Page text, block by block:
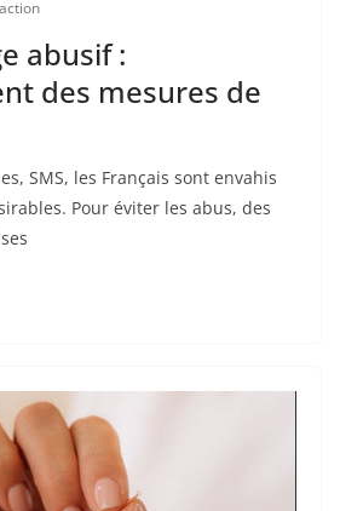
abusif :
des mesures de
SMS, les Français sont envahis
Pour éviter les abus, des